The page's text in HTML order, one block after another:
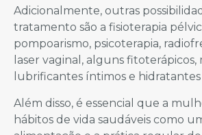
Adicionalmente, outras
tratamento são a fisioterapia
pompoarismo, psicoterapia,
laser vaginal, alguns
lubrificantes íntimos e hidratantes
Além disso, é essencial que a
hábitos de vida saudáveis como